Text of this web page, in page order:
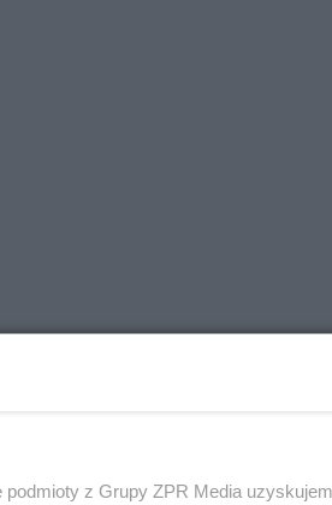
z Grupy ZPR Media